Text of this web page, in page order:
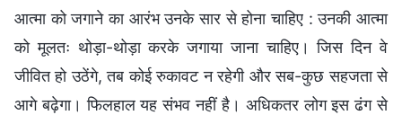
आत्मा को जगाने का आरंभ उनके सार से होना चाहिए : उनकी आत्मा
को मूलतः थोड़ा-थोड़ा करके जगाया जाना चाहिए। जिस दिन वे
जीवित हो उठेंगे, तब कोई रुकावट न रहेगी और सब-कुछ सहजता से
आगे बढ़ेगा। फिलहाल यह संभव नहीं है। अधिकतर लोग इस ढंग से